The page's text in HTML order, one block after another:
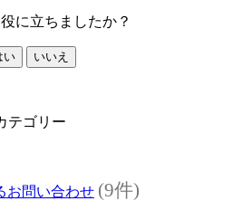
に立ちましたか？
い いいえ
テゴリー
お問い合わせ (9件)